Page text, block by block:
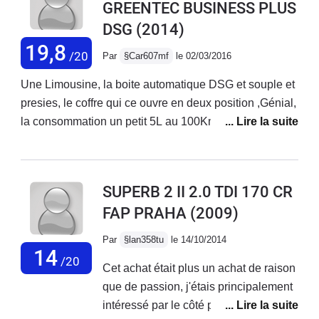
coffre, finition correct et robuste, tenu de route correct,
consommation 4,7/ 5.2 (je respect les limitation de
vitesse, mais pas moins)Haut parleur de bonne qualité
et réception radio correcte.Moteur performant et sobre (
aucun changement après la modification du
logiciel)Point faible : Visibilité à l'avant compliqué en
ville " attention au piéton et vélo, les montants sont trop
dures et sieges fermes...Le freinage manque de
placé trop bas Sav en concession très problématique
lors des revisions (non respect de la pressions des
pneus, niveau d'huile trop haut etc...
19,8 /20
GREENTEC BUSINESS PLUS
DSG (2014)
Par §Car607mf le 02/03/2016
Une Limousine, la boite automatique DSG et souple et
presies, le coffre qui ce ouvre en deux position ,Génial,
la consommation un petit 5L au 100Km, tout et dedans,
la voiture , la vue, GOOD !!Alors la finition ELEGANCE,
14/20
SUPERB 2 II 2.0 TDI 170 CR
FAP PRAHA (2009)
Par §lan358tu le 14/10/2014
Cet achat était plus un achat de raison
que de passion, j'étais principalement
intéressé par le côté pratique de l'auto